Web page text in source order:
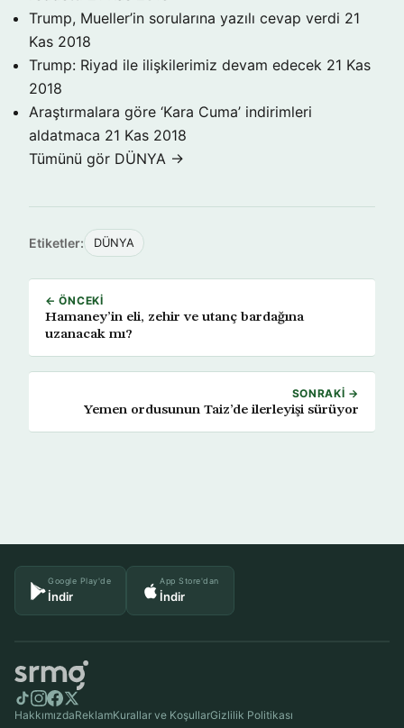
Trump, Mueller’in sorularına yazılı cevap verdi 21
Kas 2018
Trump: Riyad ile ilişkilerimiz devam edecek 21 Kas
2018
Araştırmalara göre ‘Kara Cuma’ indirimleri
aldatmaca 21 Kas 2018
Tümünü gör DÜNYA →
Etiketler: DÜNYA
← ÖNCEKI
Hamaney’in eli, zehir ve utanç bardağına
uzanacak mı?
SONRAKI →
Yemen ordusunun Taiz’de ilerleyişi sürüyor
Google Play'de
İndir
App Store'dan
İndir
HakkımızdaReklamKurallar ve KoşullarGizlilik Politikası